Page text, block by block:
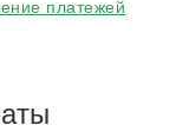
платежей